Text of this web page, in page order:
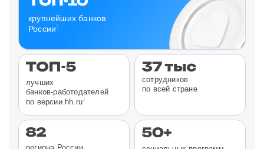
крупнейших банков
России 1
лучших
банков-работодателей
по версии hh.ru2
сотрудников
по всей стране